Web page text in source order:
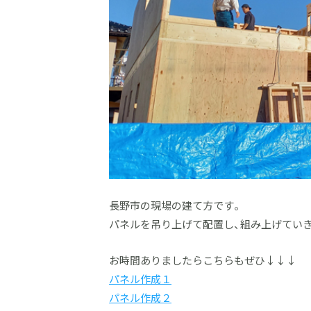
長野市の現場の建て方です。
パネルを吊り上げて配置し、組み上げてい
お時間ありましたらこちらもぜひ↓↓↓
パネル作成１
パネル作成２